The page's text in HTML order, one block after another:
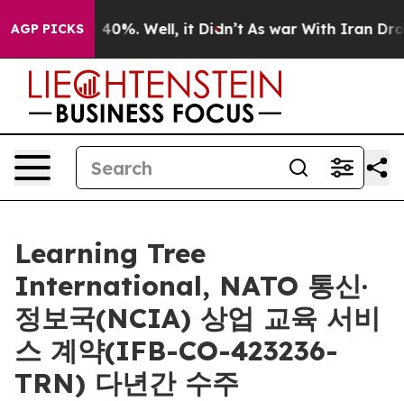
AGP PICKS
Around 40%. Well, it Didn’t As war With Iran Drove
Learning Tree
International, NATO 통신·
정보국(NCIA) 상업 교육 서비
스 계약(IFB-CO-423236-
TRN) 다년간 수주